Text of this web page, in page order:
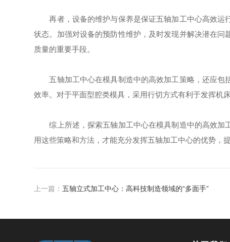
再者，设备的维护与保养是保证五轴加工中心高效运
状态。加强对设备的预防性维护，及时发现并解决潜在问
质量的重要手段。
五轴加工中心在模具制造中的高效加工策略，还应包
效率。对于平面型腔类模具，采用行切方式有利于发挥机
综上所述，探索五轴加工中心在模具制造中的高效加
用这些策略和方法，才能充分发挥五轴加工中心的优势，
上一篇：五轴立式加工中心：高科技制造领域的“多面手”